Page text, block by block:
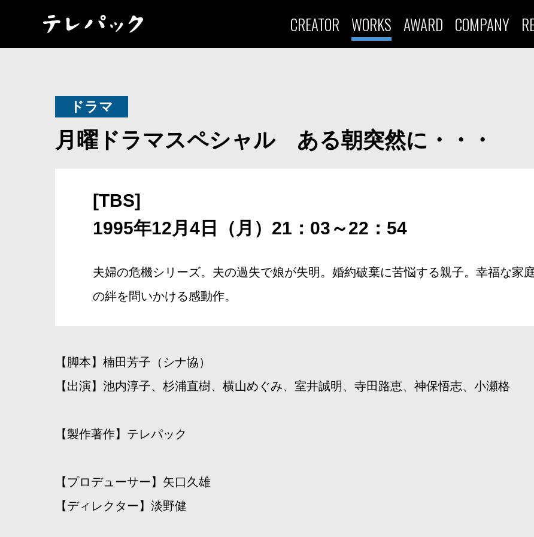
CREATOR WORKS AWARD COMPANY
ドラマ
月曜ドラマスペシャル ある朝突然に・・・
[TBS]
1995年12月4日（月）21：03～22：54
夫婦の危機シリーズ。夫の過失で娘が失明。婚約破棄に苦悩する親子。幸福な家
の絆を問いかける感動作。
【脚本】楠田芳子（シナ協）
【出演】池内淳子、杉浦直樹、横山めぐみ、室井誠明、寺田路恵、神保悟志、小瀬格
【製作著作】テレパック
【プロデューサー】矢口久雄
【ディレクター】淡野健